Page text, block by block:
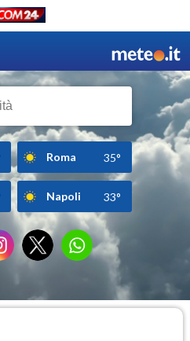
Roma 35°
Napoli 33°